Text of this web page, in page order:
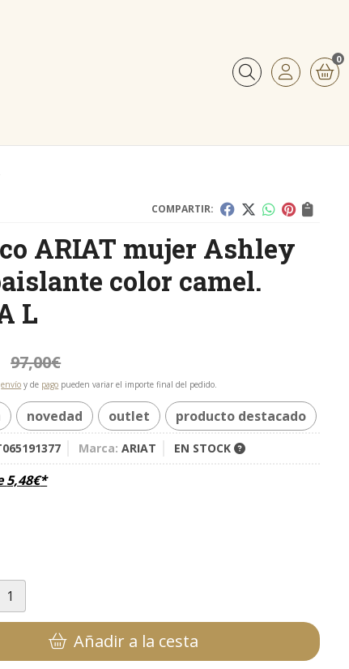
Buscar
0
COMPARTIR:
ARIAT mujer Ashley
color camel.
L
97,00€
envío y de pago pueden variar el importe final del pedido.
novedad outlet producto destacado
Marca: ARIAT EN STOCK
5,48€*
Añadir a la cesta